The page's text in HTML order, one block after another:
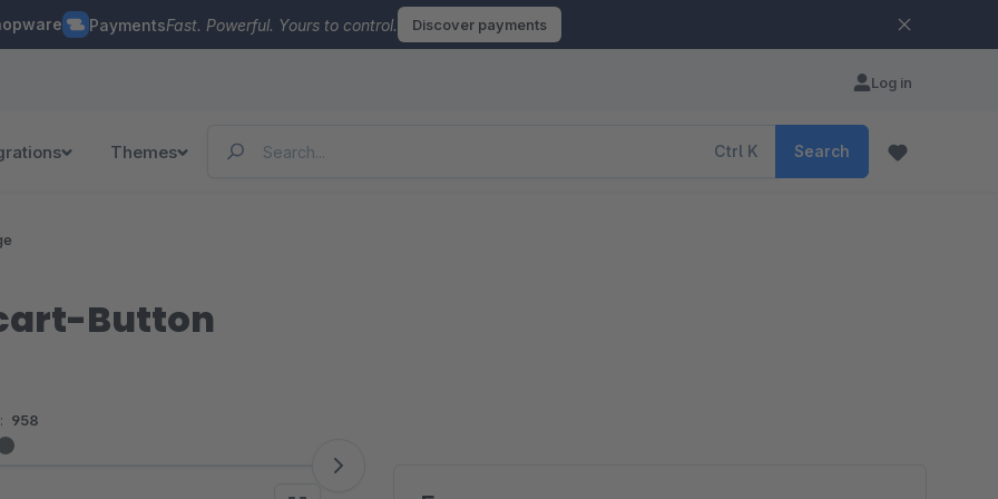
PaymentsFast. Powerful. Yours to control. Discover payments
Log in
Themes Ctrl K Search
Button
958